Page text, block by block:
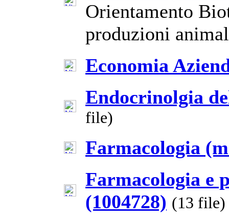
Orientamento
produzioni
Economia
Endocrinolgia
file)
Farmacologia
Farmacologia e
(1004728) (13 file)